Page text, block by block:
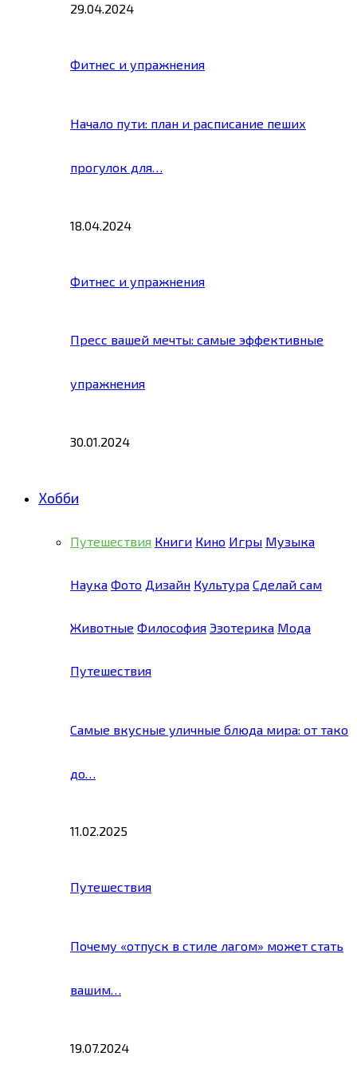
29.04.2024
Фитнес и упражнения
Начало пути: план и расписание пеших
прогулок для…
18.04.2024
Фитнес и упражнения
Пресс вашей мечты: самые эффективные
упражнения
30.01.2024
Хобби
Путешествия Книги Кино Игры Музыка
Наука Фото Дизайн Культура Сделай сам
Животные Философия Эзотерика Мода
Путешествия
Самые вкусные уличные блюда мира: от тако
до…
11.02.2025
Путешествия
Почему «отпуск в стиле лагом» может стать
вашим…
19.07.2024